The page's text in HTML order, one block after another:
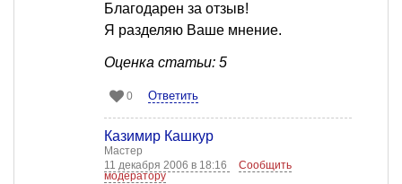
Благодарен за отзыв!
Я разделяю Ваше мнение.
Оценка статьи: 5
0 Ответить
Казимир Кашкур
Мастер
11 декабря 2006 в 18:16
Сообщить
модератору